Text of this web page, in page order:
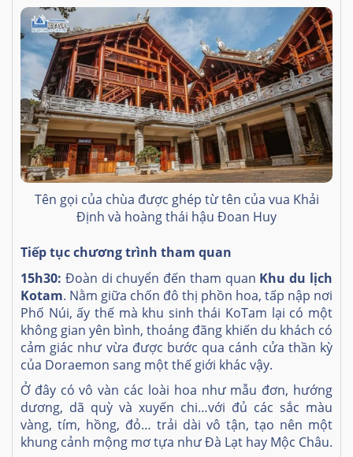
Tên gọi của chùa được ghép từ tên của vua Khải
Định và hoàng thái hậu Đoan Huy
Tiếp tục chương trình tham quan
15h30: Đoàn di chuyển đến tham quan Khu du lịch
Kotam. Nằm giữa chốn đô thị phồn hoa, tấp nập nơi
Phố Núi, ấy thế mà khu sinh thái KoTam lại có một
không gian yên bình, thoáng đãng khiến du khách có
cảm giác như vừa được bước qua cánh cửa thần kỳ
của Doraemon sang một thế giới khác vậy.
Ở đây có vô vàn các loài hoa như mẫu đơn, hướng
dương, dã quỳ và xuyến chi…với đủ các sắc màu
vàng, tím, hồng, đỏ… trải dài vô tận, tạo nên một
khung cảnh mộng mơ tựa như Đà Lạt hay Mộc Châu.